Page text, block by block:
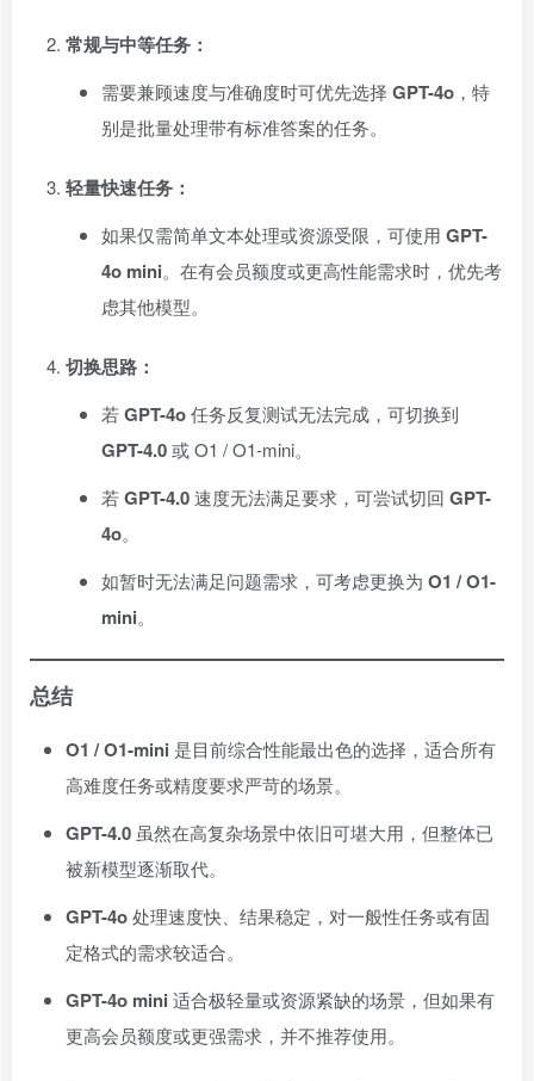
常规与中等任务：
需要兼顾速度与准确度时可优先选择 GPT-4o ，特
别是批量处理带有标准答案的任务。
轻量快速任务：
如果仅需简单文本处理或资源受限，可使用 GPT-
4o mini。在有会员额度或更高性能需求时，优先考
虑其他模型。
切换思路：
若GPT-4o任务反复测试无法完成，可切换到
GPT-4.0或 O1 / O1-mini。
若GPT-4.0速度无法满足要求，可尝试切回 GPT-
4o。
如暂时无法满足问题需求，可考虑更换为 O1 / O1-
mini。
总结
O1 / O1-mini 是目前综合性能最出色的选择，适合所有
高难度任务或精度要求严苛的场景。
GPT-4.0虽然在高复杂场景中依旧可堪大用，但整体已
被新模型逐渐取代。
GPT-4o处理速度快、结果稳定，对一般性任务或有固
定格式的需求较适合。
GPT-4o mini 适合极轻量或资源紧缺的场景，但如果有
更高会员额度或更强需求，并不推荐使用。